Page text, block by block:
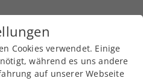
Cookies verwendet. Einige
während es uns andere
auf unserer Webseite